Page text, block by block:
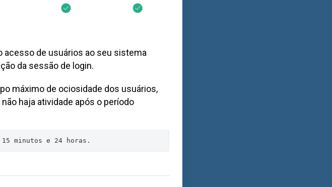
acesso de usuários ao seu sistema
da sessão de login.
máximo de ociosidade dos usuários,
haja atividade após o período
minutos e 24 horas.